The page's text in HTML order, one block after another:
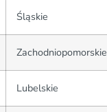
Śląskie
Zachodniopomorskie
Lubelskie